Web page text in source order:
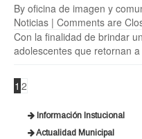
By oficina de imagen y
Noticias | Comments are
Con la finalidad de brindar
adolescentes que retornan
1 2
Información Instucional
Actualidad Municipal